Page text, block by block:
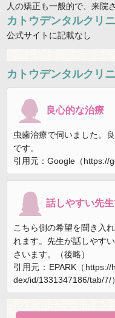
人の矯正も一般的で、来院
カトウデンタルクリ
公式サイトに記載なし
カトウデンタルクリ
良心的な治療
虫歯治療で伺いました。
です。
引用元：Google（https://
話しやすい先
こちら側の希望を聞き入
れます。先生が話しやす
さいます。（後略）
引用元：EPARK（
dex/id/1331347186/tab/7/）